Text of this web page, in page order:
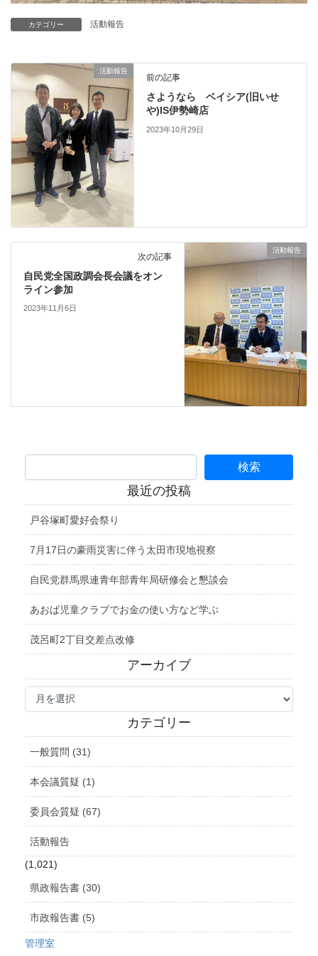
カテゴリー 活動報告
活動報告
前の記事
さようなら ベイシア(旧いせ
や)IS伊勢崎店
2023年10月29日
活動報告
次の記事
自民党全国政調会長会議をオン
ライン参加
2023年11月6日
最近の投稿
戸谷塚町愛好会祭り
7月17日の豪雨災害に伴う太田市現地視察
自民党群馬県連青年部青年局研修会と懇談会
あおば児童クラブでお金の使い方など学ぶ
茂呂町2丁目交差点改修
アーカイブ
ア
カ
カテゴリー
一般質問 (31)
本会議質疑 (1)
委員会質疑 (67)
活動報告
(1,021)
県政報告書 (30)
市政報告書 (5)
管理室